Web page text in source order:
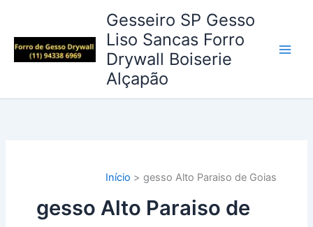
conteúdo
Gesseiro SP Gesso
Liso Sancas Forro
Drywall Boiserie
Alçapão
Início gesso Alto Paraiso de Goias
gesso Alto Paraiso de